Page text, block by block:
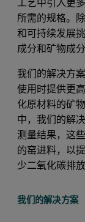
工艺中引入更
所需的规格。
和可持续发展
成分和矿物成
我们的解决方
使用时提供更
化原材料的矿
中，我们的解
测量结果，这
的窑进料，以
少二氧化碳排放
我们的解决方案